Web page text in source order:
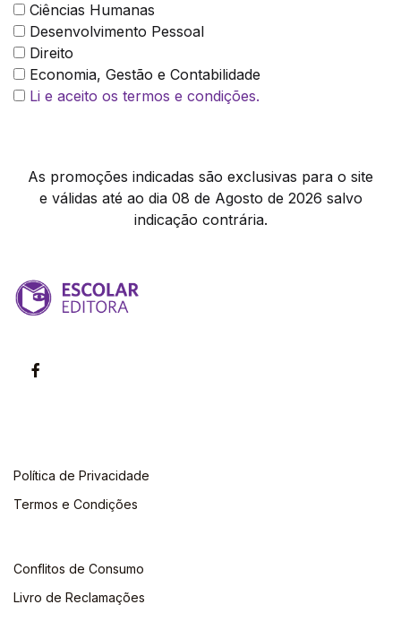
Ciências Humanas
Desenvolvimento Pessoal
Direito
Economia, Gestão e Contabilidade
Li e aceito os termos e condições.
As promoções indicadas são exclusivas para o site
e válidas até ao dia 08 de Agosto de 2026 salvo
indicação contrária.
Política de Privacidade
Termos e Condições
Conflitos de Consumo
Livro de Reclamações